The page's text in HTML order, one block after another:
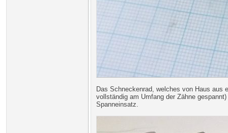
Das Schneckenrad, welches von Haus aus
vollständig am Umfang der Zähne
Spanneinsatz.